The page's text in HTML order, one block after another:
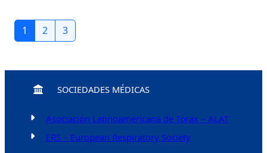
1 2 3
SOCIEDADES MÉDICAS
Asociación Latinoamericana de Torax – ALAT
ERS – European Respiratory Society